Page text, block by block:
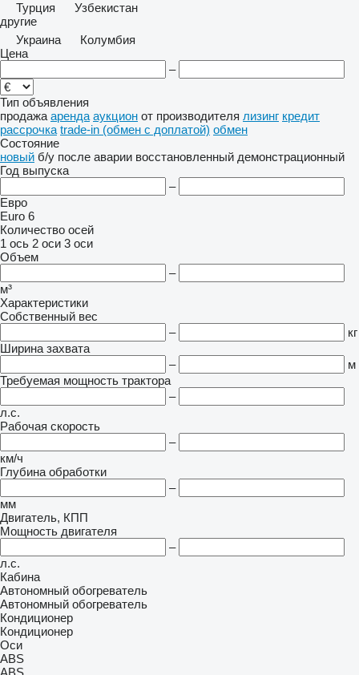
Турция
Узбекистан
другие
Украина
Колумбия
Цена
–
Тип объявления
продажа аренда аукцион от производителя лизинг кредит
рассрочка trade-in (обмен с доплатой) обмен
Состояние
новый б/у после аварии восстановленный демонстрационный
Год выпуска
–
Евро
Euro 6
Количество осей
1 ось 2 оси 3 оси
Объем
–
м³
Характеристики
Собственный вес
–
кг
Ширина захвата
–
м
Требуемая мощность трактора
–
л.с.
Рабочая скорость
–
км/ч
Глубина обработки
–
мм
Двигатель, КПП
Мощность двигателя
–
л.с.
Кабина
Автономный обогреватель
Автономный обогреватель
Кондиционер
Кондиционер
Оси
ABS
ABS